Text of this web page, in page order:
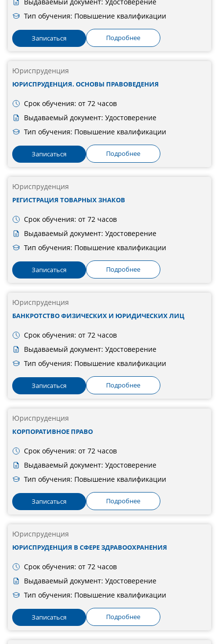
Тип обучения: Повышение квалификации
Записаться Подробнее
Юриспруденция
ЮРИСПРУДЕНЦИЯ. ОСНОВЫ ПРАВОВЕДЕНИЯ
Срок обучения: от 72 часов
Выдаваемый документ: Удостоверение
Тип обучения: Повышение квалификации
Записаться Подробнее
Юриспруденция
РЕГИСТРАЦИЯ ТОВАРНЫХ ЗНАКОВ
Срок обучения: от 72 часов
Выдаваемый документ: Удостоверение
Тип обучения: Повышение квалификации
Записаться Подробнее
Юриспруденция
БАНКРОТСТВО ФИЗИЧЕСКИХ И ЮРИДИЧЕСКИХ ЛИЦ
Срок обучения: от 72 часов
Выдаваемый документ: Удостоверение
Тип обучения: Повышение квалификации
Записаться Подробнее
Юриспруденция
КОРПОРАТИВНОЕ ПРАВО
Срок обучения: от 72 часов
Выдаваемый документ: Удостоверение
Тип обучения: Повышение квалификации
Записаться Подробнее
Юриспруденция
ЮРИСПРУДЕНЦИЯ В СФЕРЕ ЗДРАВООХРАНЕНИЯ
Срок обучения: от 72 часов
Выдаваемый документ: Удостоверение
Тип обучения: Повышение квалификации
Записаться Подробнее